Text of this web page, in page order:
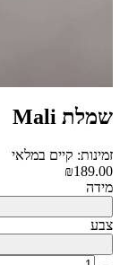
שמלת Mali
זמינות: קיים במלאי
₪189.00
מידה
צבע